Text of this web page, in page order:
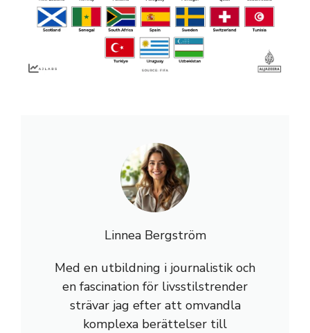
Linnea Bergström
Med en utbildning i journalistik och
en fascination för livsstilstrender
strävar jag efter att omvandla
komplexa berättelser till